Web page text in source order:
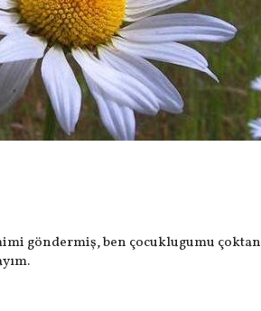
göndermiş, ben çocuklugumu çoktan